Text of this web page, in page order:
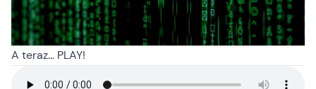
A teraz… PLAY!